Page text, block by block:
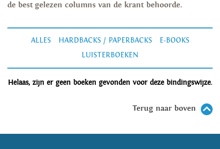
de best gelezen columns van de krant behoorde.
ALLES HARDBACKS / PAPERBACKS
E-BOOKS
LUISTERBOEKEN
Helaas, zijn er geen boeken gevonden voor deze bindingswijze.
Terug naar boven